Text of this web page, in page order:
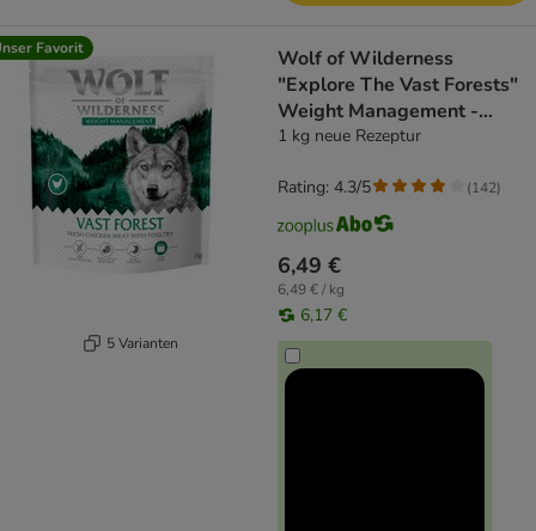
Favorit
5 Varianten
Wolf of Wilderness
"Explore The Vast Forests"
Weight Management -
getreidefrei
1 kg neue Rezeptur
6,49 €
6,49 € / kg
6,17 €
Rating: 4.3/5 (142)